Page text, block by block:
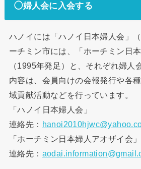
◯婦人会に入会する
ハノイには「ハノイ日本婦人会」
ーチミン市には、「ホーチミン日
（1995年発足）と、それぞれ婦人
内容は、会員向けの会報発行や各
域貢献活動などを行っています。
「ハノイ日本婦人会」
連絡先：
「ホーチミン日本婦人アオザイ会」
連絡先：